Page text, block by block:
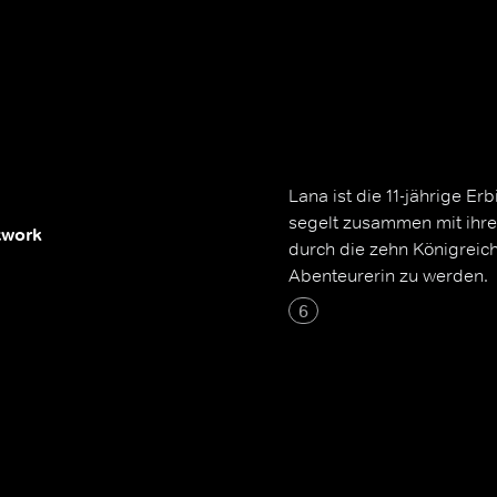
Lana ist die 11-jährige
segelt zusammen mit
durch die zehn
Abenteurerin zu werden.
6